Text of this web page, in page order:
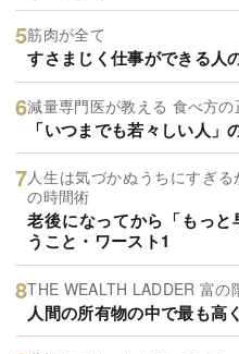
筋肉が全て
すさまじく仕事ができる人
減量専門医が教える 食べ方の
「いつまでも若々しい人」
人生は気づかぬうちにすぎ
の時間術
老後になってから「もっ
うこと・ワースト1
THE WEALTH LADDER 富の
人間の所有物の中で最も高